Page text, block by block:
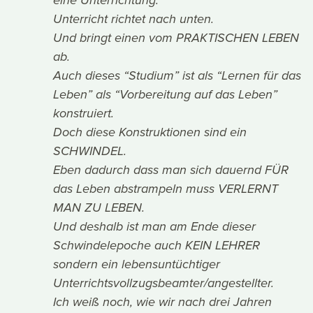
Unterricht richtet nach unten.
Und bringt einen vom PRAKTISCHEN LEBEN
ab.
Auch dieses “Studium” ist als “Lernen für das
Leben” als “Vorbereitung auf das Leben”
konstruiert.
Doch diese Konstruktionen sind ein
SCHWINDEL.
Eben dadurch dass man sich dauernd FÜR
das Leben abstrampeln muss VERLERNT
MAN ZU LEBEN.
Und deshalb ist man am Ende dieser
Schwindelepoche auch KEIN LEHRER
sondern ein lebensuntüchtiger
Unterrichtsvollzugsbeamter/angestellter.
Ich weiß noch, wie wir nach drei Jahren